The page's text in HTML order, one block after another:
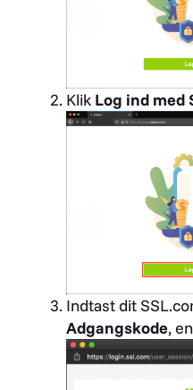
Klik Log ind med
Indtast dit
Adgangskode,